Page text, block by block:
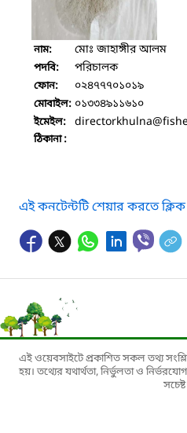
নাম: মোঃ জাহাঙ্গীর আলম
পদবি: পরিচালক
ফোন: ০২৪৭৭৭০১০১৯
মোবাইল: ০১৩৩৪৯১১৬১০
ইমেইল: directorkhulna
ঠিকানা :
এই কনটেন্টটি শেয়ার করতে
এই ওয়েবসাইটে প্রকাশিত সকল তথ্য
হয়। তথ্যের যথার্থতা, নির্ভুলতা ও